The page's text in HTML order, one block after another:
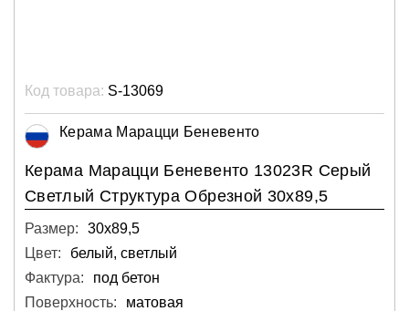
Код товара: S-13069
Керама Марацци Беневенто
Керама Марацци Беневенто 13023R Серый
Светлый Структура Обрезной 30х89,5
Размер:
30х89,5
Цвет:
белый, светлый
Фактура:
под бетон
Поверхность:
матовая